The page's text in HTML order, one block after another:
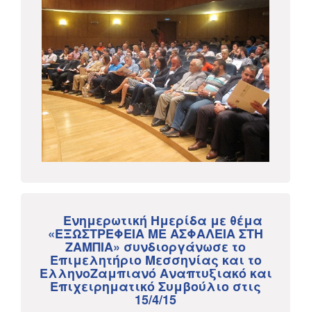
Eνημερωτική Ημερίδα με θέμα
«ΕΞΩΣΤΡΕΦΕΙΑ ΜΕ ΑΣΦΑΛΕΙΑ ΣΤΗ
ΖΑΜΠΙΑ» συνδιοργάνωσε το
Επιμελητήριο Μεσσηνίας και το
ΕλληνοΖαμπιανό Αναπτυξιακό και
Επιχειρηματικό Συμβούλιο στις
15/4/15